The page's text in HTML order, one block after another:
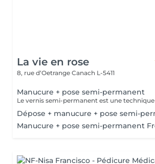
La vie en rose
8, rue d‘Oetrange Canach L-5411
Manucure + pose semi-permanent
Dépose + manucure + pose semi-
Manucure + pose semi-permanent